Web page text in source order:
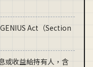
Act（Section
或收益給持有人，含